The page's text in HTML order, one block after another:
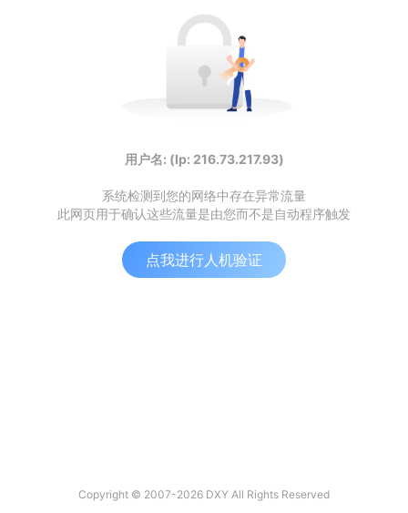
用户名: (Ip: 216.73.217.93)
系统检测到您的网络中存在异常流量
此网页用于确认这些流量是由您而不是自动程序触发
点我进行人机验证
Copyright © 2007-2026 DXY All Rights Reserved